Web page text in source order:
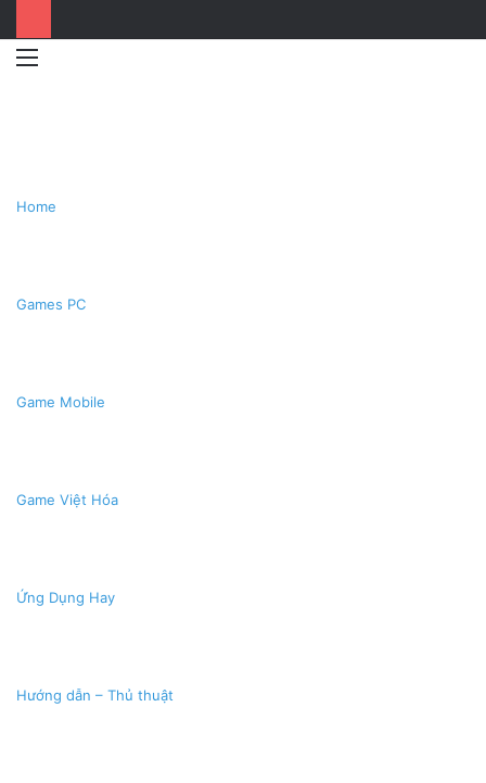
Home
Games PC
Game Mobile
Game Việt Hóa
Ứng Dụng Hay
Hướng dẫn – Thủ thuật